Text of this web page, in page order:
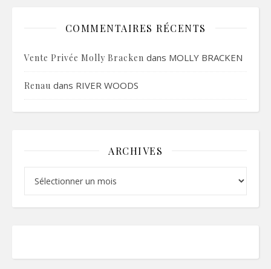
COMMENTAIRES RÉCENTS
Vente Privée Molly Bracken dans MOLLY BRACKEN
Renau dans RIVER WOODS
ARCHIVES